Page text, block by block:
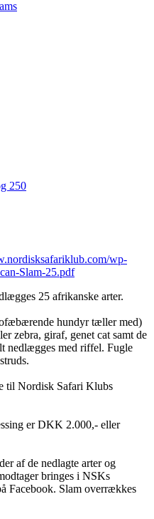
250
wp-
Slam-25.pdf
25 afrikanske arter.
hundyr tæller med)
zebra, giraf, genet cat samt de
nedlægges med riffel. Fugle
til Nordisk Safari Klubs
er DKK 2.000,- eller
af de nedlagte arter og
bringes i NSKs
Facebook. Slam overrækkes